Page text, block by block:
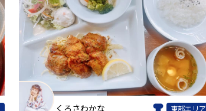
くろさわかな 東部エリア